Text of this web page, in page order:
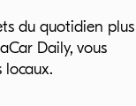
du quotidien plus
Daily, vous
locaux.